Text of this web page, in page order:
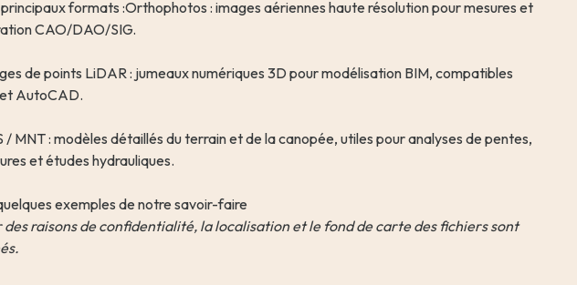
CAO/DAO/SIG.
AutoCAD.
et études hydrauliques.
exemples de notre savoir-faire
des raisons de confidentialité, la localisation et le fond de carte des fichiers sont